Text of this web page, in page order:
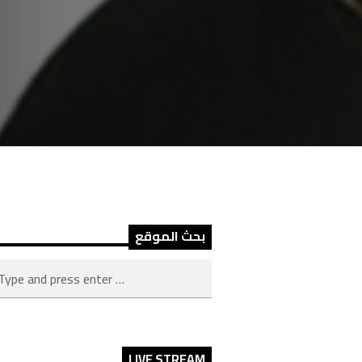
بحث الموقع